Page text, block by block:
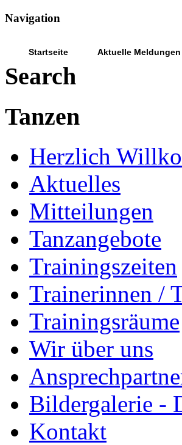
Navigation
Startseite Aktuelle Meldungen
Search
Tanzen
Herzlich
Aktuelles
Mitteilungen
Tanzangebote
Trainingszeiten
Trainerinnen /
Trainingsräume
Wir über uns
Bildergalerie -
Kontakt